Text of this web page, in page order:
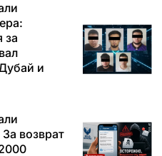
за
и
возврат